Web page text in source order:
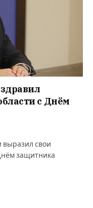
с Днём
выразил свои
защитника